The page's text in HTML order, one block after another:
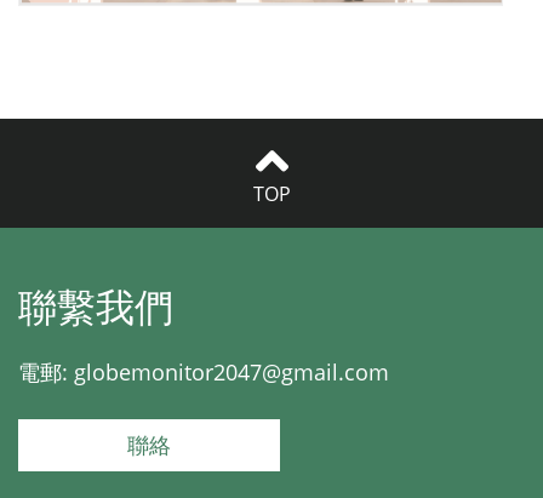
TOP
聯繫我們
電郵: globemonitor2047@gmail.com
聯絡